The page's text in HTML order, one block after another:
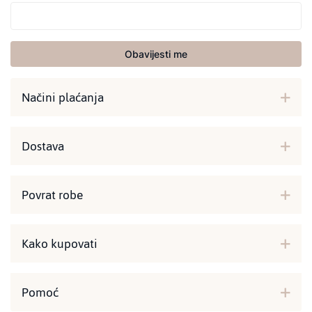
Obavijesti me
Načini plaćanja
Dostava
Povrat robe
Kako kupovati
Pomoć